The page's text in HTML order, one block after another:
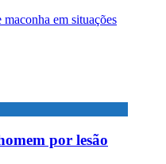
em situações
por lesão